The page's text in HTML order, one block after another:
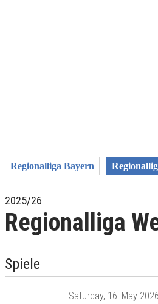
Regionalliga Bayern
2025/26
Regionalliga
Spiele
Saturday, 16. May